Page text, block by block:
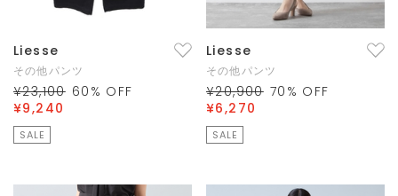
Liesse
その他パンツ
¥23,100 60 % OFF
¥9,240
SALE
Liesse
その他パンツ
¥20,900 70 % OFF
¥6,270
SALE